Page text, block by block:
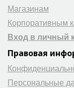
Магазинам
Корпоративным
Вход в личный
Правовая
Персональные